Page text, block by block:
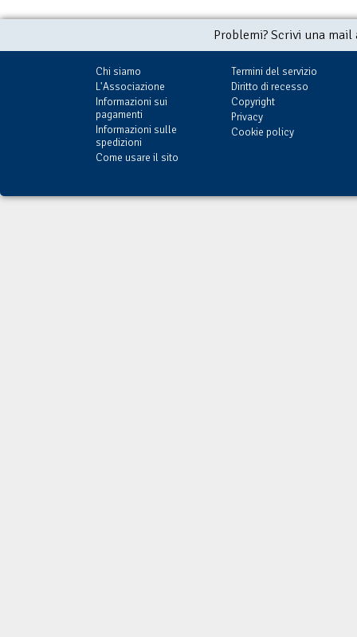
Problemi? Scrivi una
Chi siamo
L'Associazione
Informazioni sui
pagamenti
Informazioni sulle
spedizioni
Come usare il sito
Termini del servizio
Diritto di recesso
Copyright
Privacy
Cookie policy